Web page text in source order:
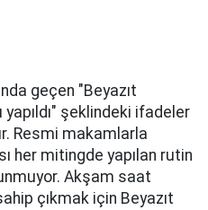
geçen "Beyazıt
yapıldı" şeklindeki ifadeler
Resmi makamlarla
her mitingde yapılan rutin
Akşam saat
çıkmak için Beyazıt